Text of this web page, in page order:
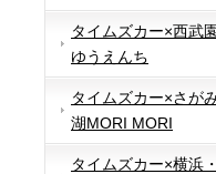
タイムズカー×西武園
ゆうえんち
タイムズカー×さが
湖MORI MORI
タイムズカー×横浜・